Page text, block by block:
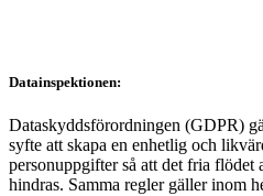
Datainspektionen:
Dataskyddsförordningen (GDPR)
syfte att skapa en enhetlig och
personuppgifter så att det fria
hindras. Samma regler gäller inom